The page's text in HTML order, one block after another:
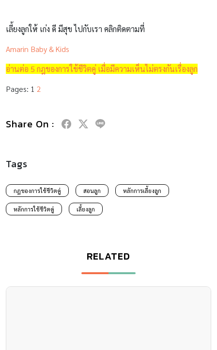
เลี้ยงลูกให้ เก่ง ดี มีสุข ไปกับเรา คลิกติดตามที่
Amarin Baby & Kids
อ่านต่อ 5 กฎของการใช้ชีวิตคู่ เมื่อมีความเห็นไม่ตรงกันเรื่องลูก
Pages: 1 2
Share On :
Tags
กฎของการใช้ชีวิตคู่ สอนลูก หลักการเลี้ยงลูก
หลักการใช้ชีวิตคู่ เลี้ยงลูก
RELATED